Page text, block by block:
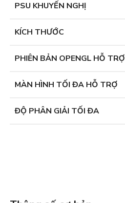
PSU KHUYẾN NGHỊ
KÍCH THƯỚC
PHIÊN BẢN OPENGL HỖ TRỢ
MÀN HÌNH TỐI ĐA HỖ TRỢ
ĐỘ PHÂN GIẢI TỐI ĐA